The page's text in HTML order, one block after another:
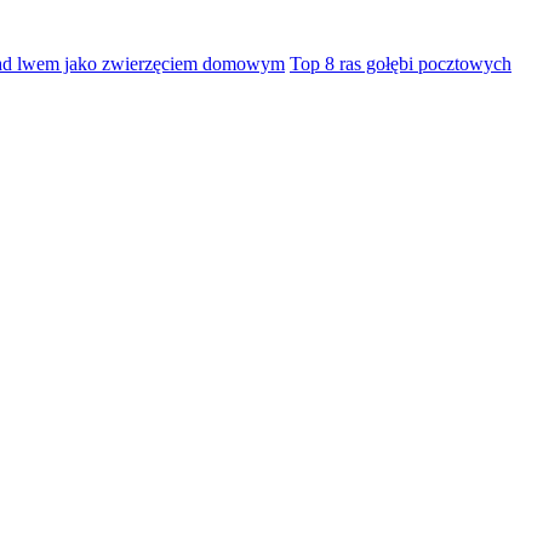
lwem jako zwierzęciem domowym Top 8 ras gołębi pocztowych